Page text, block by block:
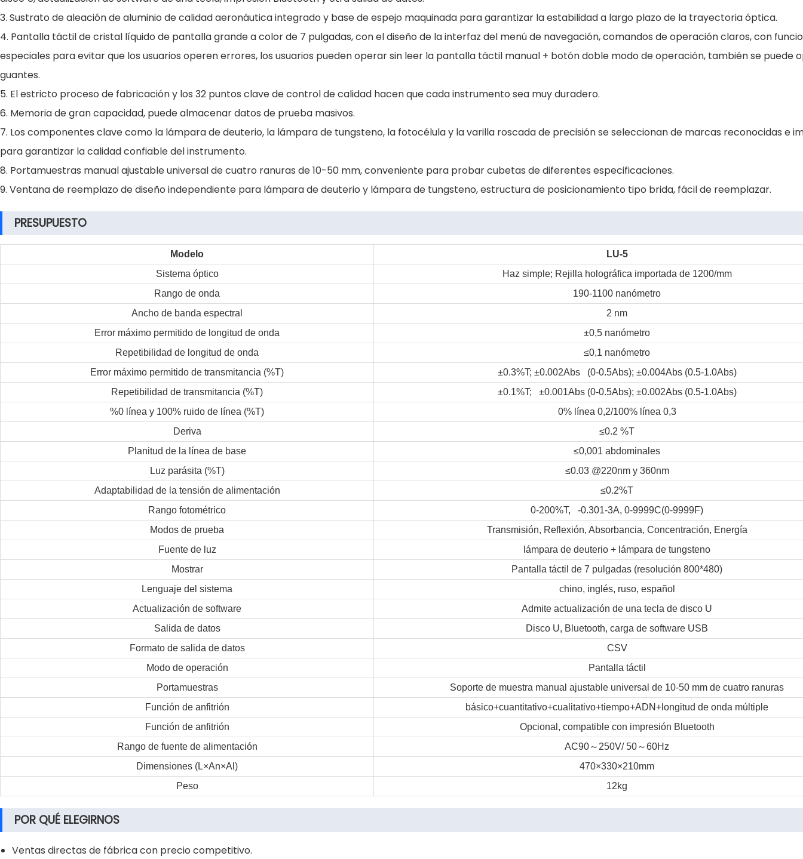
3. Sustrato de aleación de aluminio de calidad aeronáutica integrado y base de espejo maquinada para garantizar la estabilidad a largo plazo de la trayectoria óptica.
4. Pantalla táctil de cristal líquido de pantalla grande a color de 7 pulgadas, con el diseño de la interfaz del menú de navegación, comandos de operación claros, con
especiales para evitar que los usuarios operen errores, los usuarios pueden operar sin leer la pantalla táctil manual + botón doble modo de operación, también se puede
guantes.
5. El estricto proceso de fabricación y los 32 puntos clave de control de calidad hacen que cada instrumento sea muy duradero.
6. Memoria de gran capacidad, puede almacenar datos de prueba masivos.
7. Los componentes clave como la lámpara de deuterio, la lámpara de tungsteno, la fotocélula y la varilla roscada de precisión se seleccionan de marcas reconocidas e
para garantizar la calidad confiable del instrumento.
8. Portamuestras manual ajustable universal de cuatro ranuras de 10-50 mm, conveniente para probar cubetas de diferentes especificaciones.
9. Ventana de reemplazo de diseño independiente para lámpara de deuterio y lámpara de tungsteno, estructura de posicionamiento tipo brida, fácil de reemplazar.
PRESUPUESTO
Modelo
LU-5
Sistema óptico
Haz simple; Rejilla holográfica importada de 1200/mm
Rango de onda
190-1100 nanómetro
Ancho de banda espectral
2 nm
Error máximo permitido de longitud de onda
±0,5 nanómetro
Repetibilidad de longitud de onda
≤0,1 nanómetro
Error máximo permitido de transmitancia (%T)
±0.3%T; ±0.002Abs (0-0.5Abs); ±0.004Abs (0.5-1.0Abs)
Repetibilidad de transmitancia (%T)
±0.1%T; ±0.001Abs (0-0.5Abs); ±0.002Abs (0.5-1.0Abs)
%0 línea y 100% ruido de línea (%T)
0% línea 0,2/100% línea 0,3
Deriva
≤0.2 %T
Planitud de la línea de base
≤0,001 abdominales
Luz parásita (%T)
≤0.03 @220nm y 360nm
Adaptabilidad de la tensión de alimentación
≤0.2%T
Rango fotométrico
0-200%T, -0.301-3A, 0-9999C(0-9999F)
Modos de prueba
Transmisión, Reflexión, Absorbancia, Concentración, Energía
Fuente de luz
lámpara de deuterio + lámpara de tungsteno
Mostrar
Pantalla táctil de 7 pulgadas (resolución 800*480)
Lenguaje del sistema
chino, inglés, ruso, español
Actualización de software
Admite actualización de una tecla de disco U
Salida de datos
Disco U, Bluetooth, carga de software USB
Formato de salida de datos
CSV
Modo de operación
Pantalla táctil
Portamuestras
Soporte de muestra manual ajustable universal de 10-50 mm de cuatro ranuras
Función de anfitrión
básico+cuantitativo+cualitativo+tiempo+ADN+longitud de onda múltiple
Función de anfitrión
Opcional, compatible con impresión Bluetooth
Rango de fuente de alimentación
AC90～ 250V/ 50～60Hz
Dimensiones (L×An×Al)
470×330×210mm
Peso
12kg
POR QUÉ ELEGIRNOS
Ventas directas de fábrica con precio competitivo.